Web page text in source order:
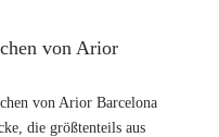
von Arior
von Arior Barcelona
die größtenteils aus